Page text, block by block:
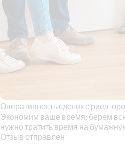
Оперативность сделок с
Экономим ваше время: берем
нужно тратить время на
Отзыв отправлен